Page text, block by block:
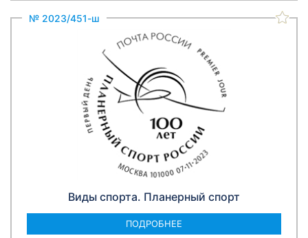
№ 2023/451-ш
Виды спорта. Планерный спорт
ПОДРОБНЕЕ